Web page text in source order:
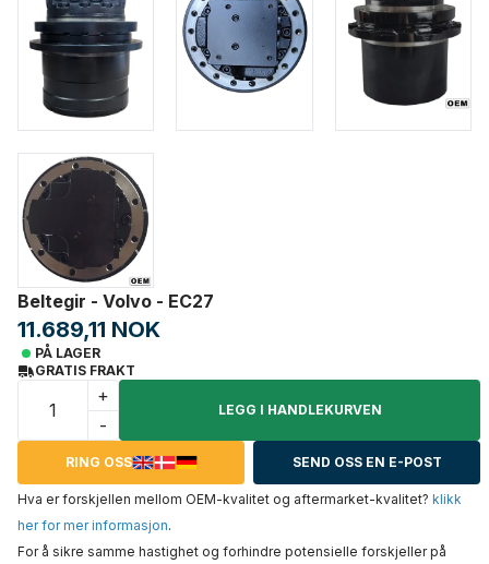
Beltegir - Volvo - EC27
11.689,11 NOK
PÅ LAGER
GRATIS FRAKT
+
-
LEGG I HANDLEKURVEN
RING OSS SEND OSS EN E-POST
Hva er forskjellen mellom OEM-kvalitet og aftermarket-kvalitet? klikk
her for mer informasjon.
For å sikre samme hastighet og forhindre potensielle forskjeller på